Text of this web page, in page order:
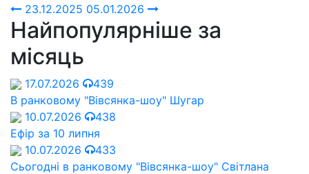
23.12.2025 05.01.2026
Найпопулярніше за
місяць
17.07.2026
439
В ранковому "Вівсянка-шоу" Шугар
10.07.2026
438
Ефір за 10 липня
10.07.2026
433
Сьогодні в ранковому "Вівсянка-шоу" Cвітлана